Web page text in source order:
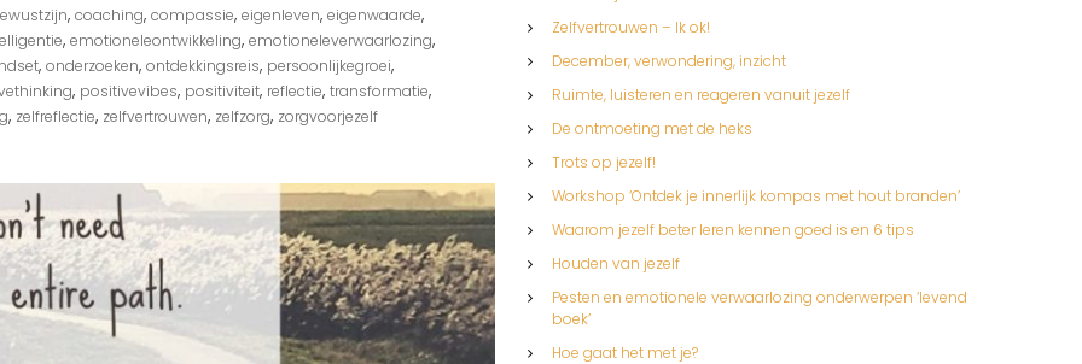
, coaching, compassie, eigenleven, eigenwaarde,
, emotioneleontwikkeling, emotioneleverwaarlozing,
, onderzoeken, ontdekkingsreis, persoonlijkegroei,
, positivevibes, positiviteit, reflectie, transformatie,
, zelfreflectie, zelfvertrouwen, zelfzorg, zorgvoorjezelf
Zelfvertrouwen – Ik ok!
December, verwondering, inzicht
Ruimte, luisteren en reageren vanuit jezelf
De ontmoeting met de heks
Trots op jezelf!
Workshop ‘Ontdek je innerlijk kompas met hout branden’
Waarom jezelf beter leren kennen goed is en 6 tips
Houden van jezelf
Pesten en emotionele verwaarlozing onderwerpen ‘levend
boek’
Hoe gaat het met je?